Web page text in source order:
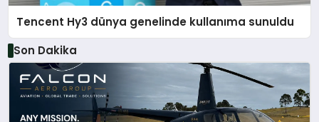
Tencent Hy3 dünya genelinde kullanıma sunuldu
Son Dakika